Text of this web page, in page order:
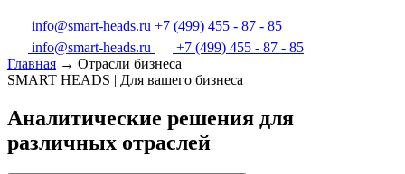
info@smart-heads.ru +7 (499) 455 - 87 - 85
info@smart-heads.ru
+7 (499) 455 - 87 - 85
Главная → Отрасли бизнеса
SMART HEADS | Для вашего бизнеса
Аналитические решения для
различных отраслей